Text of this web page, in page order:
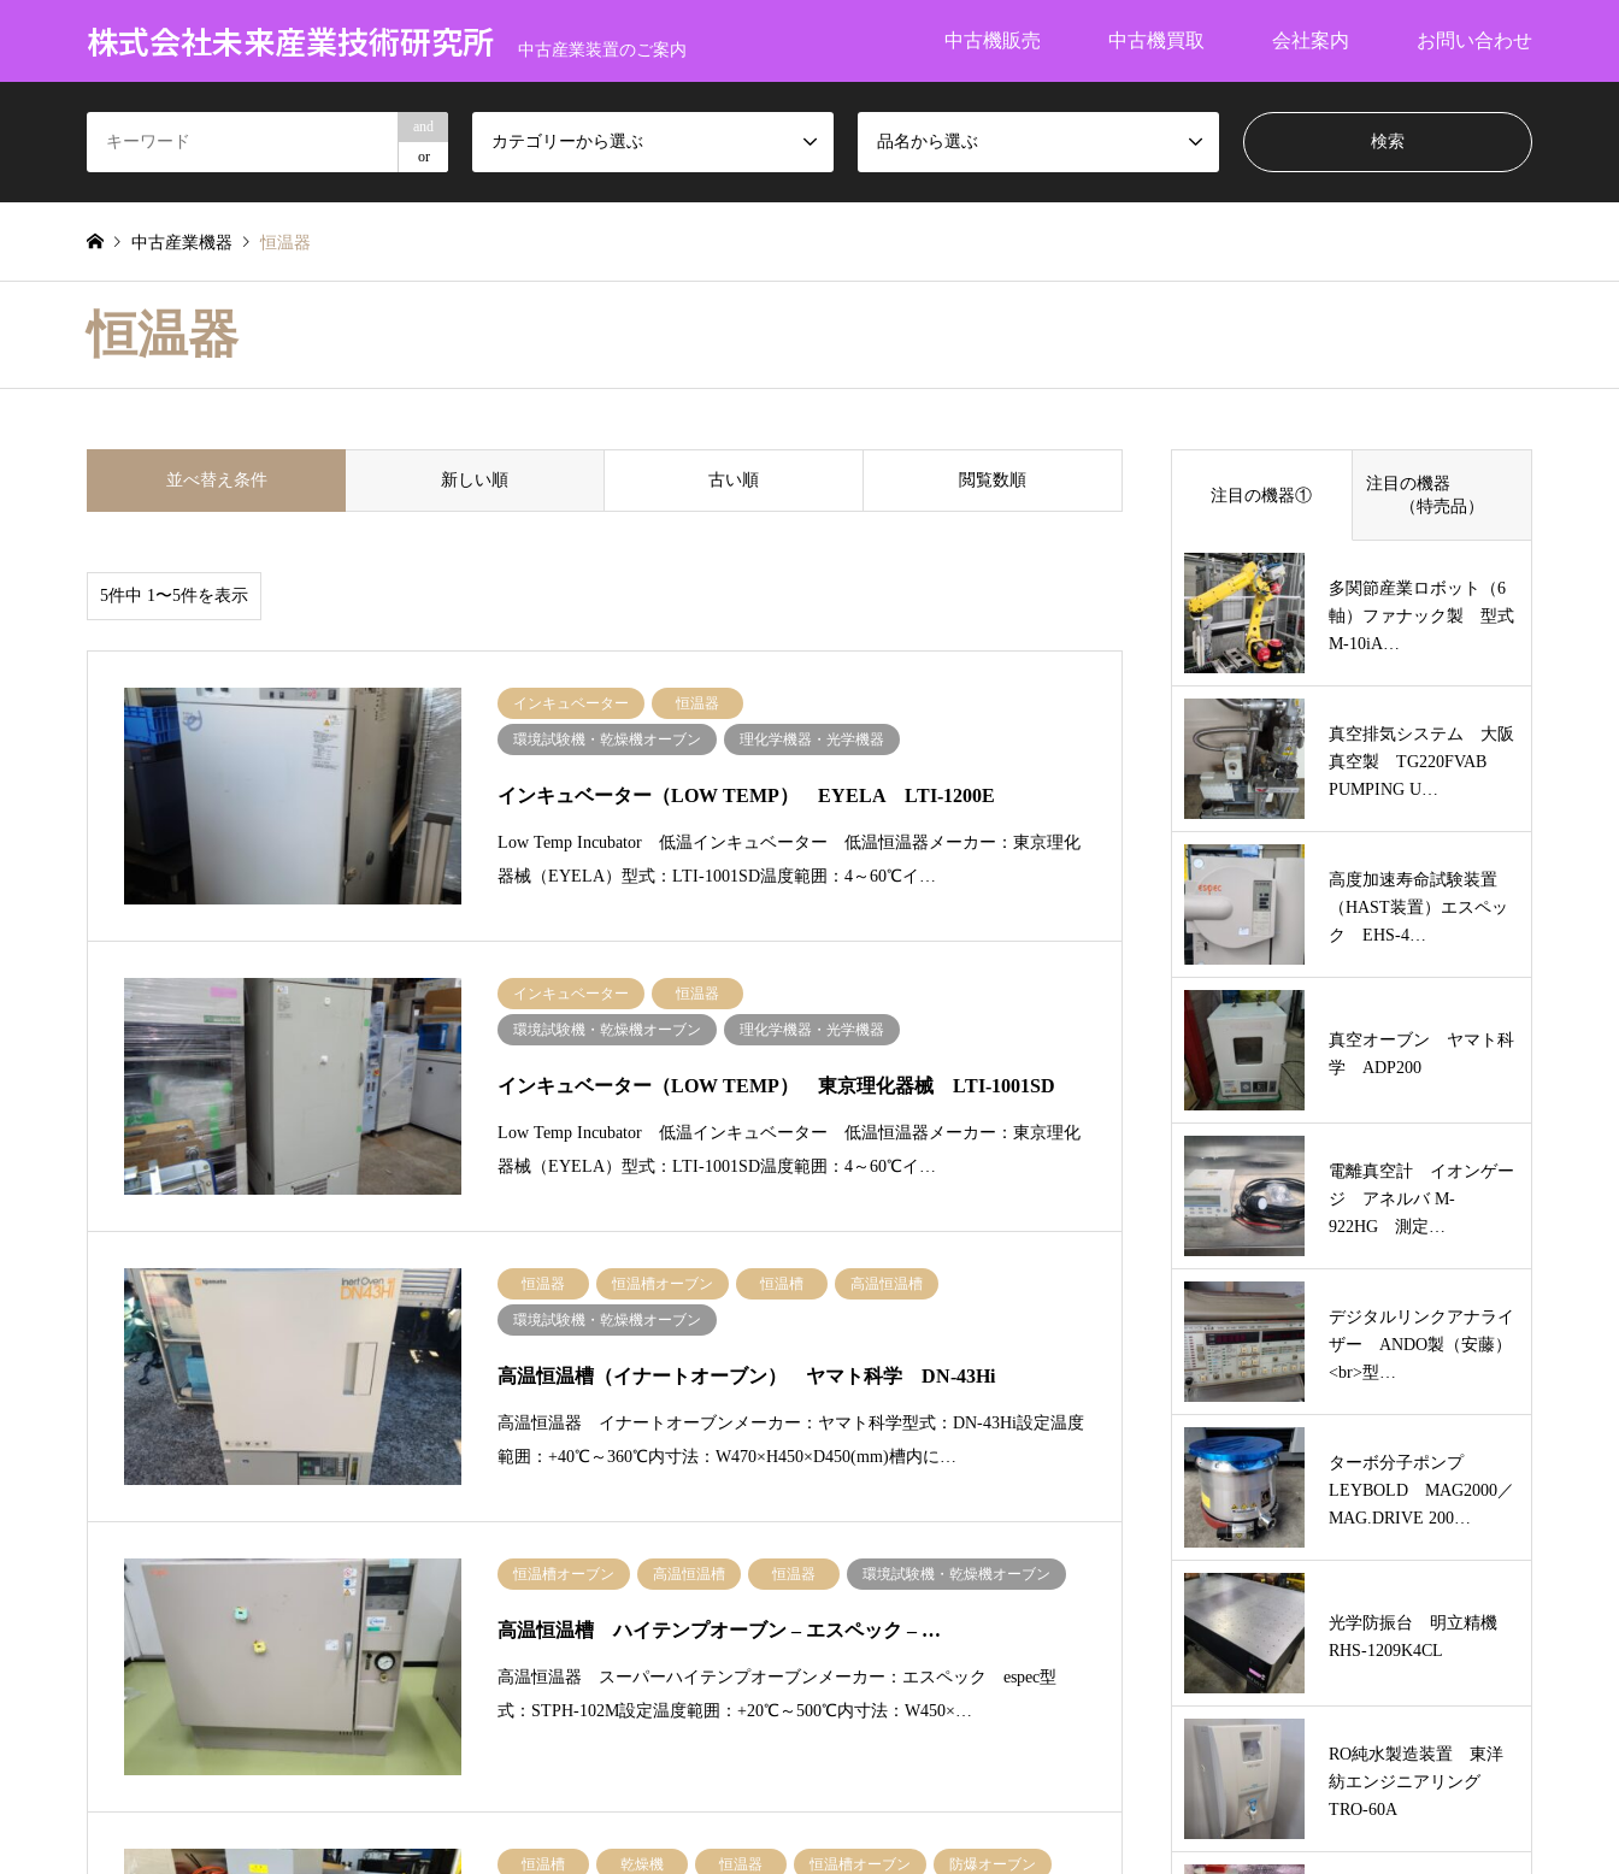
株式会社未来産業技術研究所 中古産業装置のご案内 中古機販売 中古機買取 会社案内 お問い合わせ
and
or
カテゴリーから選ぶ 品名から選ぶ
中古産業機器 恒温器
恒温器
並べ替え条件 新しい順 古い順 閲覧数順
5件中 1〜5件を表示
インキュベーター 恒温器
環境試験機・乾燥機オーブン 理化学機器・光学機器
インキュベーター（LOW TEMP） EYELA LTI-1200E
Low Temp Incubator 低温インキュベーター 低温恒温器メーカー：東京理化
器械（EYELA）型式：LTI-1001SD温度範囲：4～60℃イ…
インキュベーター 恒温器
環境試験機・乾燥機オーブン 理化学機器・光学機器
インキュベーター（LOW TEMP） 東京理化器械 LTI-1001SD
Low Temp Incubator 低温インキュベーター 低温恒温器メーカー：東京理化
器械（EYELA）型式：LTI-1001SD温度範囲：4～60℃イ…
恒温器 恒温槽オーブン 恒温槽 高温恒温槽
環境試験機・乾燥機オーブン
高温恒温槽（イナートオーブン） ヤマト科学 DN-43Hi
高温恒温器 イナートオーブンメーカー：ヤマト科学型式：DN-43Hi設定温度
範囲：+40℃～360℃内寸法：W470×H450×D450(mm)槽内に…
恒温槽オーブン 高温恒温槽 恒温器 環境試験機・乾燥機オーブン
高温恒温槽 ハイテンプオーブン – エスペック – …
高温恒温器 スーパーハイテンプオーブンメーカー：エスペック espec型
式：STPH-102M設定温度範囲：+20℃～500℃内寸法：W450×…
恒温槽 乾燥機 恒温器 恒温槽オーブン 防爆オーブン
注目の機器①
注目の機器
（特売品）
多関節産業ロボット（6
軸）ファナック製 型式
M-10iA…
真空排気システム 大阪
真空製 TG220FVAB
PUMPING U…
高度加速寿命試験装置
（HAST装置）エスペッ
ク EHS-4…
真空オーブン ヤマト科
学 ADP200
電離真空計 イオンゲー
ジ アネルバ M-
922HG 測定…
デジタルリンクアナライ
ザー ANDO製（安藤）
<br>型…
ターボ分子ポンプ
LEYBOLD MAG2000／
MAG.DRIVE 200…
光学防振台 明立精機
RHS-1209K4CL
RO純水製造装置 東洋
紡エンジニアリング
TRO-60A